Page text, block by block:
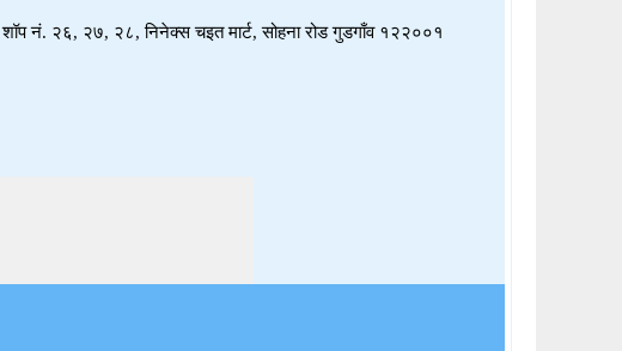
शॉप नं. २६, २७, २८, निनेक्स चइत मार्ट, सोहना रोड गुडगाँव १२२००१